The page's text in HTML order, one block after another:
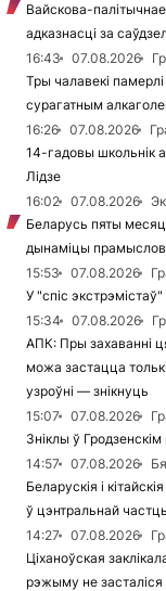
Вайскова-
адказнасці за
16:43
07.08.2026
Тры чалавекі
сурагатным
16:26
07.08.2026
14-гадовы школьнік
Лідзе
16:02
07.08.2026
Беларусь пяты
дынаміцы
15:53
07.08.2026
У "спіс
15:34
07.08.2026
АПК: Пры захаванні
можа застацца
узроўні — знікнуць
15:07
07.08.2026
Зніклы ў
14:57
07.08.2026
Беларускія і
ў цэнтральнай
14:27
07.08.2026
Ціханоўская
рэжыму не